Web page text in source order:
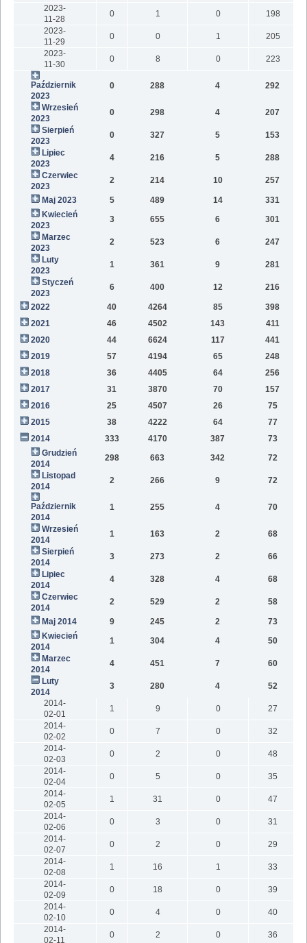
2023-
11-28
0 1 0
198
2023-
11-29
0 0 1
205
2023-
11-30
0 8 0 223
Październik
2023
0 288 4 292
Wrzesień
2023
0 298 4 207
Sierpień
2023
0 327 5 153
Lipiec
2023
4 216 5 288
Czerwiec
2023
2 214 10 257
Maj 2023 5 489 14 331
Kwiecień
2023
3 655 6 301
Marzec
2023
2 523 6 247
Luty
2023
1 361 9 281
Styczeń
2023
6 400 12 216
2022 40 4264 85 398
2021
46 4502 143 411
2020
44 6624 117 441
2019
57 4194 65 248
2018
36 4405 64 256
2017
31 3870 70
157
2016
25 4507 26
75
2015
38 4222 64
77
2014
333 4170 387
73
Grudzień
2014
298 663 342
72
Listopad
2014
2 266 9 72
Październik
2014
1 255 4 70
Wrzesień
2014
1 163 2
68
Sierpień
2014
3 273 2
66
Lipiec
2014
4 328 4
68
Czerwiec
2014
2 529 2 58
Maj 2014 9 245 2
73
Kwiecień
2014
1 304 4
50
Marzec
2014
4 451 7
60
Luty
2014
3 280 4
52
2014-
02-01
1 9 0
27
2014-
02-02
0 7 0
32
2014-
02-03
0 2 0
48
2014-
02-04
0 5 0
35
2014-
02-05
1 31 0
47
2014-
02-06
0 3 0
31
2014-
02-07
0 2 0
29
2014-
02-08
1 16 1
33
2014-
02-09
0 18 0
39
2014-
02-10
0 4 0
40
2014-
02-11
0 2 0
36